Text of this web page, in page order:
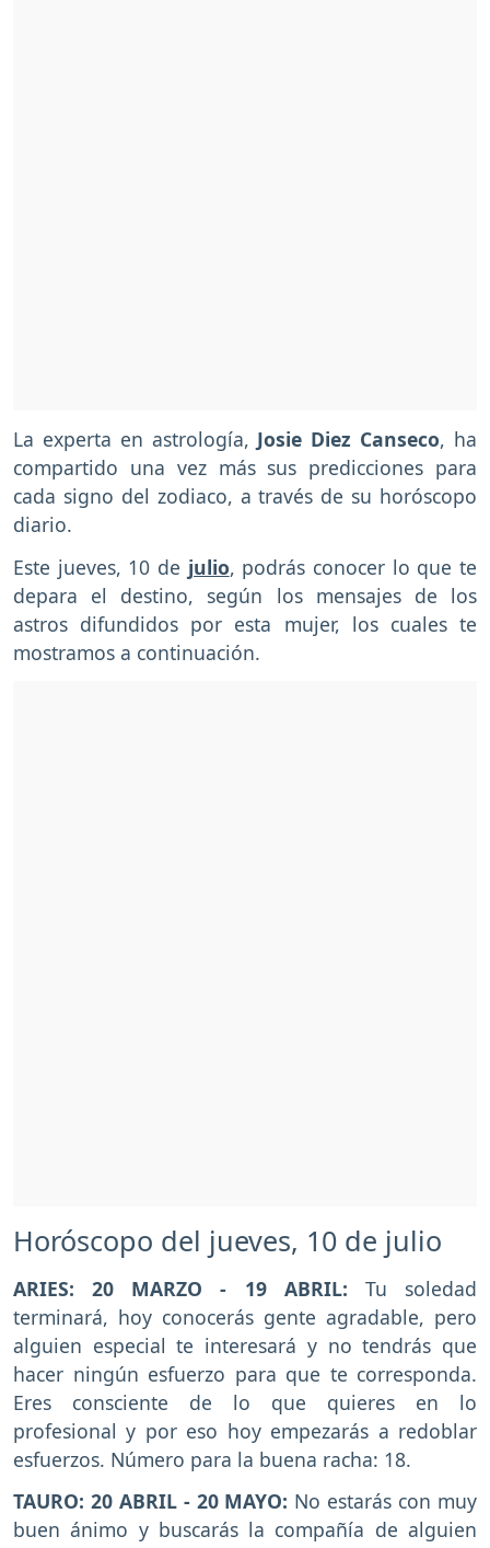
La experta en astrología, Josie Diez Canseco, ha
compartido una vez más sus predicciones para
cada signo del zodiaco, a través de su horóscopo
diario.
Este jueves, 10 de julio, podrás conocer lo que te
depara el destino, según los mensajes de los
astros difundidos por esta mujer, los cuales te
mostramos a continuación.
Horóscopo del jueves, 10 de julio
ARIES: 20 MARZO - 19 ABRIL: Tu soledad
terminará, hoy conocerás gente agradable, pero
alguien especial te interesará y no tendrás que
hacer ningún esfuerzo para que te corresponda.
Eres consciente de lo que quieres en lo
profesional y por eso hoy empezarás a redoblar
esfuerzos. Número para la buena racha: 18.
TAURO: 20 ABRIL - 20 MAYO: No estarás con muy
buen ánimo y buscarás la compañía de alguien